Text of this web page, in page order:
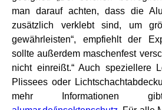
man darauf achten, dass die
zusätzlich verklebt sind, um
gewährleisten“, empfiehlt der
sollte außerdem maschenfest
nicht einreißt.“ Auch speziellere
Plissees oder
mehr Informationen